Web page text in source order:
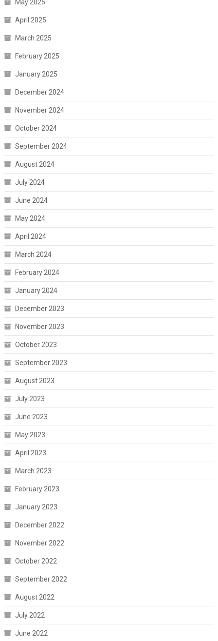
May 2025
April 2025
March 2025
February 2025
January 2025
December 2024
November 2024
October 2024
September 2024
August 2024
July 2024
June 2024
May 2024
April 2024
March 2024
February 2024
January 2024
December 2023
November 2023
October 2023
September 2023
August 2023
July 2023
June 2023
May 2023
April 2023
March 2023
February 2023
January 2023
December 2022
November 2022
October 2022
September 2022
August 2022
July 2022
June 2022